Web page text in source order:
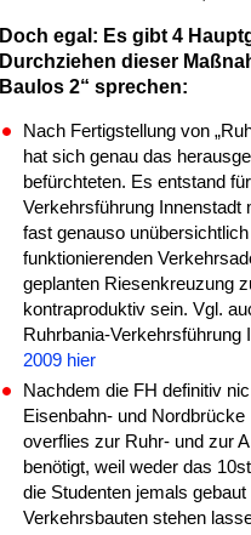
Doch egal: Es gibt 4
Durchziehen dieser
Baulos 2“ sprechen:
Nach Fertigstellung von
hat sich genau das
befürchteten. Es entstand
Verkehrsführung Innenstadt
fast genauso
funktionierenden
geplanten Riesenkreuzung
kontraproduktiv sein. Vgl.
Ruhrbania-Verkehrsführung
2009 hier
Nachdem die FH definitiv
Eisenbahn- und
overflies zur Ruhr- und zur
benötigt, weil weder das
die Studenten jemals
Verkehrsbauten stehen